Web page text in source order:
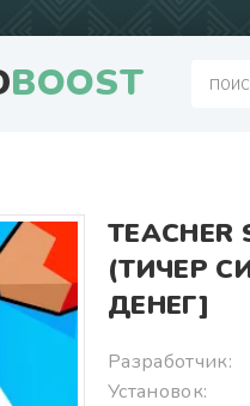
BOOST
TEACHER
(ТИЧЕР
ДЕНЕГ]
Разработчик:
Установок: